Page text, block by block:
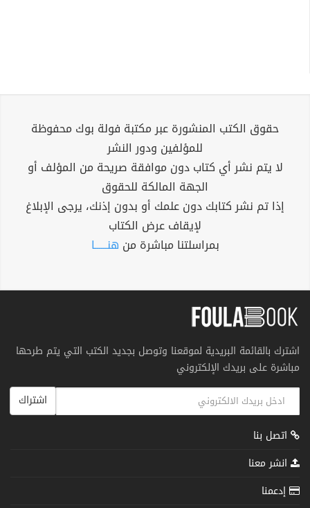
حقوق الكتب المنشورة عبر مكتبة فولة بوك محفوظة
للمؤلفين ودور النشر
لا يتم نشر أي كتاب دون موافقة صريحة من المؤلف أو
الجهة المالكة للحقوق
إذا تم نشر كتابك دون علمك أو بدون إذنك، يرجى الإبلاغ
لإيقاف عرض الكتاب
بمراسلتنا مباشرة من هنــــــا
اشترك بالقائمة البريدية لموقعنا وتوصل بجديد الكتب التي يتم طرحها
مباشرة على بريدك الإلكتروني
اشتراك
اتصل بنا
انشر معنا
إدعمنا